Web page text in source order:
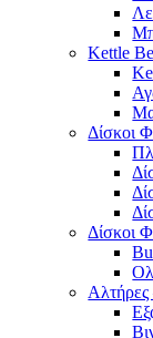
Kettle
Δίσκοι
Δίσκοι